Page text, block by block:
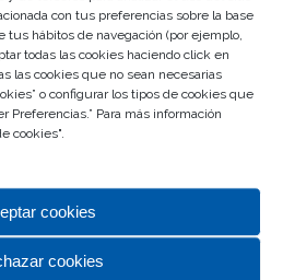
con tus preferencias sobre la base
tus hábitos de navegación (por ejemplo,
todas las cookies haciendo click en
las cookies que no sean necesarias
o configurar los tipos de cookies que
Preferencias.” Para más información
cookies".
cookies
cookies
de Abanicos
se vive en Rosaleda